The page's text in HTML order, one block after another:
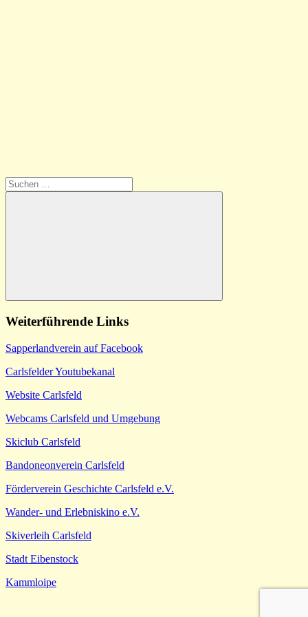
Suchen
nach:
Suchen
Weiterführende Links
Sapperlandverein auf Facebook
Carlsfelder Youtubekanal
Website Carlsfeld
Webcams Carlsfeld und Umgebung
Skiclub Carlsfeld
Bandoneonverein Carlsfeld
Förderverein Geschichte Carlsfeld e.V.
Wander- und Erlebniskino e.V.
Skiverleih Carlsfeld
Stadt Eibenstock
Kammloipe